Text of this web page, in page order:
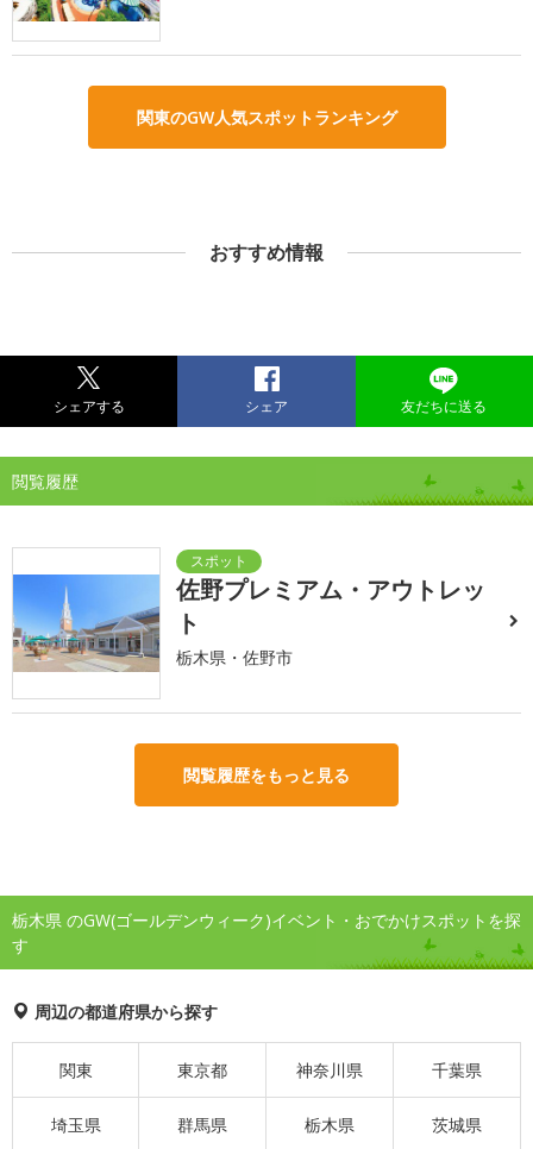
関東のGW人気スポットランキング
おすすめ情報
シェアする シェア 友だちに送る
閲覧履歴
佐野プレミアム・アウトレッ
ト
栃木県・佐野市
閲覧履歴をもっと見る
栃木県 のGW(ゴールデンウィーク)イベント・おでかけスポットを探
す
周辺の都道府県から探す
関東 東京都 神奈川県 千葉県
埼玉県 群馬県 栃木県 茨城県